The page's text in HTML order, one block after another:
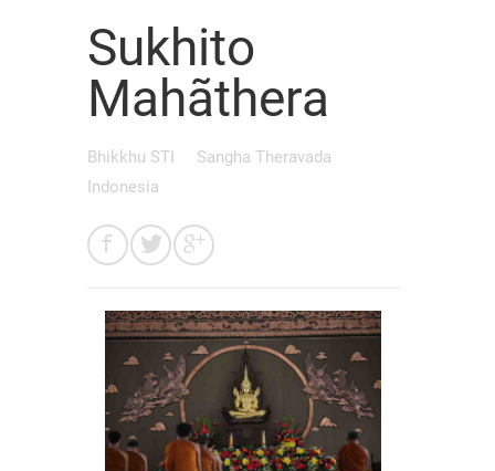
Sukhito
Mahãthera
Bhikkhu STI
Sangha Theravada
Indonesia